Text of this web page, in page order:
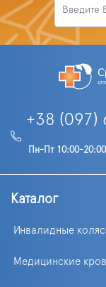
+38
Пн-Пт 10:00-
Каталог
Инвалидные
Медицинские